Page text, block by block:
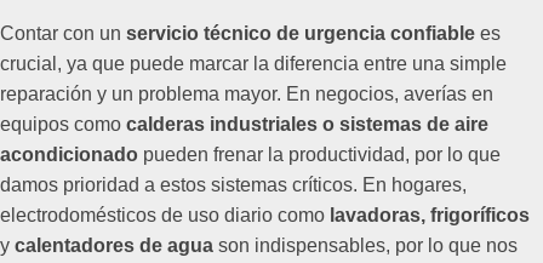
Contar con un servicio técnico de urgencia confiable es
crucial, ya que puede marcar la diferencia entre una simple
reparación y un problema mayor. En negocios, averías en
equipos como calderas industriales o sistemas de aire
acondicionado pueden frenar la productividad, por lo que
damos prioridad a estos sistemas críticos. En hogares,
electrodomésticos de uso diario como lavadoras, frigoríficos
y calentadores de agua son indispensables, por lo que nos